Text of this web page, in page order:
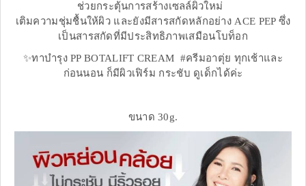
ช่วยกระตุ้นการสร้างเซลล์ผิวใหม่
เติมความชุ่มชื้นให้ผิว และยังมีสารสกัดหลักอย่าง ACE PEP ซึ่ง
เป็นสารสกัดที่มีประสิทธิภาพเสมือนโบท็อก
✨ทาบำรุง PP BOTALIFT CREAM #ครีมอาตุ่ย ทุกเช้าและ
ก่อนนอน ก็มีผิวเฟิร์ม กระชับ ดูเด็กได้ค่ะ
ขนาด 30g.